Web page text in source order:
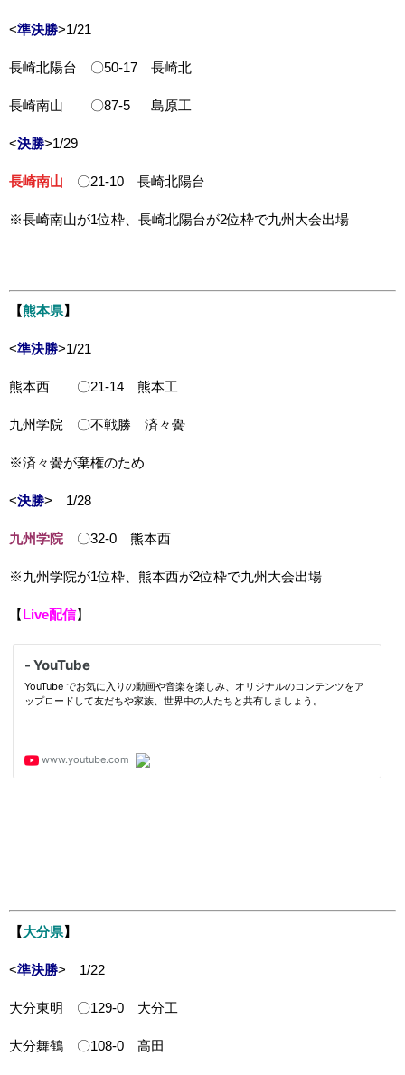
<準決勝>1/21
長崎北陽台 〇50-17 長崎北
長崎南山 〇87-5 島原工
<決勝>1/29
長崎南山 〇21-10 長崎北陽台
※長崎南山が1位枠、長崎北陽台が2位枠で九州大会出場
【熊本県 】
<準決勝>1/21
熊本西 〇21-14 熊本工
九州学院 〇不戦勝 済々黌
※済々黌が棄権のため
<決勝> 1/28
九州学院〇32-0 熊本西
※九州学院が1位枠、熊本西が2位枠で九州大会出場
【 Live配信】
【 大分県 】
<準決勝> 1/22
大分東明 〇129-0 大分工
大分舞鶴 〇108-0 高田